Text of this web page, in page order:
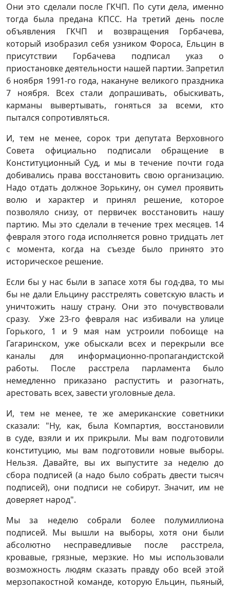
Они это сделали после ГКЧП. По сути дела, именно
тогда была предана КПСС. На третий день после
объявления ГКЧП и возвращения Горбачева,
который изобразил себя узником Фороса, Ельцин в
присутствии Горбачева подписал указ о
приостановке деятельности нашей партии. Запретил
6 ноября 1991-го года, накануне великого праздника
7 ноября. Всех стали допрашивать, обыскивать,
карманы вывертывать, гоняться за всеми, кто
пытался сопротивляться.
И, тем не менее, сорок три депутата Верховного
Совета официально подписали обращение в
Конституционный Суд, и мы в течение почти года
добивались права восстановить свою организацию.
Надо отдать должное Зорькину, он сумел проявить
волю и характер и принял решение, которое
позволяло снизу, от первичек восстановить нашу
партию. Мы это сделали в течение трех месяцев. 14
февраля этого года исполняется ровно тридцать лет
с момента, когда на съезде было принято это
историческое решение.
Если бы у нас были в запасе хотя бы год-два, то мы
бы не дали Ельцину расстрелять советскую власть и
уничтожить нашу страну. Они это почувствовали
сразу. Уже 23-го февраля нас избивали на улице
Горького, 1 и 9 мая нам устроили побоище на
Гагаринском, уже обыскали всех и перекрыли все
каналы для информационно-пропагандистской
работы. После расстрела парламента было
немедленно приказано распустить и разогнать,
арестовать всех, завести уголовные дела.
И, тем не менее, те же американские советники
сказали: "Ну, как, была Компартия, восстановили
в суде, взяли и их прикрыли. Мы вам подготовили
конституцию, мы вам подготовили новые выборы.
Нельзя. Давайте, вы их выпустите за неделю до
сбора подписей (а надо было собрать двести тысяч
подписей), они подписи не собирут. Значит, им не
доверяет народ".
Мы за неделю собрали более полумиллиона
подписей. Мы вышли на выборы, хотя они были
абсолютно несправедливые после расстрела,
кровавые, грязные, мерзкие. Но мы использовали
возможность людям сказать правду обо всей этой
мерзопакостной команде, которую Ельцин, пьяный,